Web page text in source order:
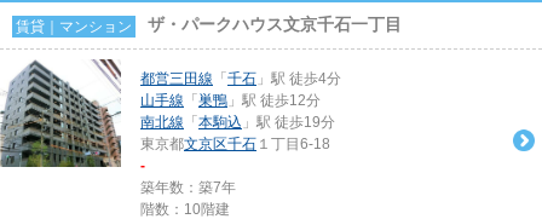
賃貸｜マンション ザ・パークハウス文京千石一丁目
都営三田線 「 千石 」駅 徒歩4分
山手線 「 巣鴨 」駅 徒歩12分
南北線 「 本駒込 」駅 徒歩19分
東京都文京区千石 １丁目6-18
-
築年数：築7年
階数：10階建